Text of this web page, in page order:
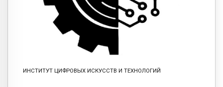
ИНСТИТУТ ЦИФРОВЫХ ИСКУССТВ И ТЕХНОЛОГИЙ